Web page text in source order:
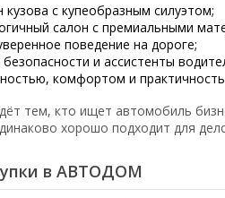
с купеобразным силуэтом;
салон с премиальными
поведение на дороге;
и ассистенты
комфортом и
тем, кто ищет автомобиль
хорошо подходит для
в АВТОДОМ